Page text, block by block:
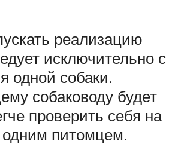
реализацию
исключительно с
одной собаки.
собаководу будет
проверить себя на
одним питомцем.